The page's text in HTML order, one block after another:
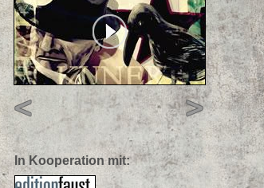
In Kooperation mit: